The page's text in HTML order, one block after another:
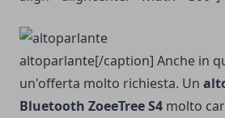
altoparlante[/caption] Anche in
un'offerta molto richiesta. Un
Bluetooth ZoeeTree S4 molto